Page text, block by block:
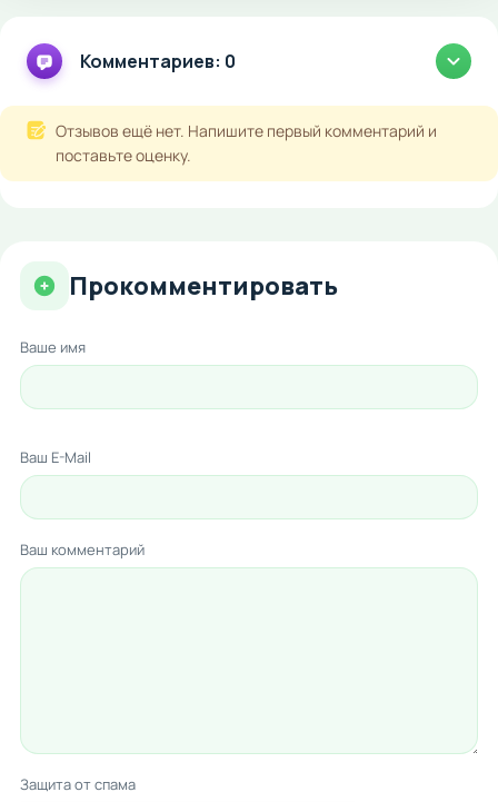
Комментариев: 0
Отзывов ещё нет. Напишите первый комментарий и
поставьте оценку.
Прокомментировать
Ваше имя
Ваш E-Mail
Ваш комментарий
Защита от спама